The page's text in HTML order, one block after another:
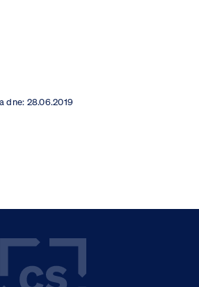
dne: 28.06.2019